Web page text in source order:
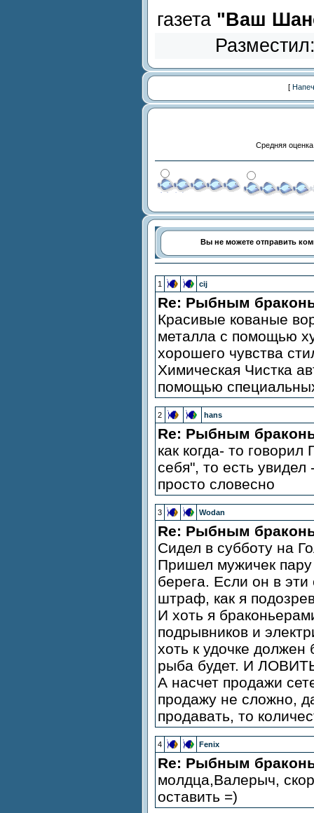
газета "Ваш
[
Средняя
Вы не можете отправить
1 cij
Re: Рыбным
Красивые кованые
металла с помощью
хорошего чувства
Химическая Чистка
помощью
2 hans
Re: Рыбным
как когда- то
себя", то есть увидел
просто словесно
3 Wodan
Re: Рыбным
Сидел в субботу на
Пришел мужичек пару
берега. Если он в
штраф, как я
И хоть я
подрывников и
хоть к удочке должен
рыба будет. И
А насчет продажи
продажу не сложно,
продавать, то
4 Fenix
Re: Рыбным
молдца,Валерыч,
оставить =)